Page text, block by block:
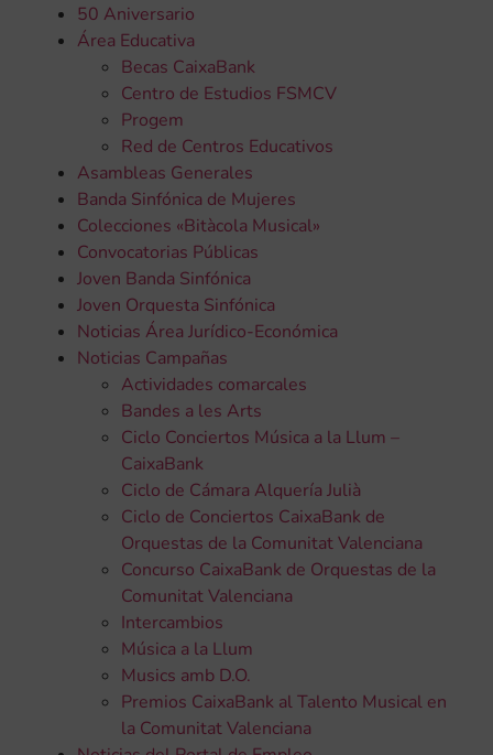
50 Aniversario
Área Educativa
Becas CaixaBank
Centro de Estudios FSMCV
Progem
Red de Centros Educativos
Asambleas Generales
Banda Sinfónica de Mujeres
Colecciones «Bitàcola Musical»
Convocatorias Públicas
Joven Banda Sinfónica
Joven Orquesta Sinfónica
Noticias Área Jurídico-Económica
Noticias Campañas
Actividades comarcales
Bandes a les Arts
Ciclo Conciertos Música a la Llum –
CaixaBank
Ciclo de Cámara Alquería Julià
Ciclo de Conciertos CaixaBank de
Orquestas de la Comunitat Valenciana
Concurso CaixaBank de Orquestas de la
Comunitat Valenciana
Intercambios
Música a la Llum
Musics amb D.O.
Premios CaixaBank al Talento Musical en
la Comunitat Valenciana